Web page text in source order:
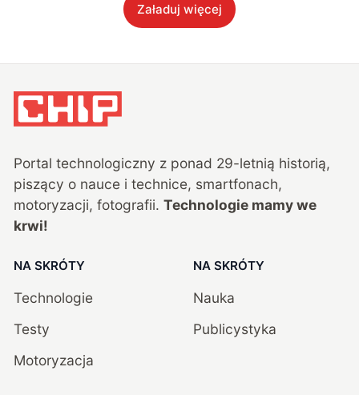
Załaduj więcej
Portal technologiczny z ponad 29-letnią historią,
piszący o nauce i technice, smartfonach,
motoryzacji, fotografii. Technologie mamy we
krwi!
NA SKRÓTY
Technologie
Testy
Motoryzacja
NA SKRÓTY
Nauka
Publicystyka